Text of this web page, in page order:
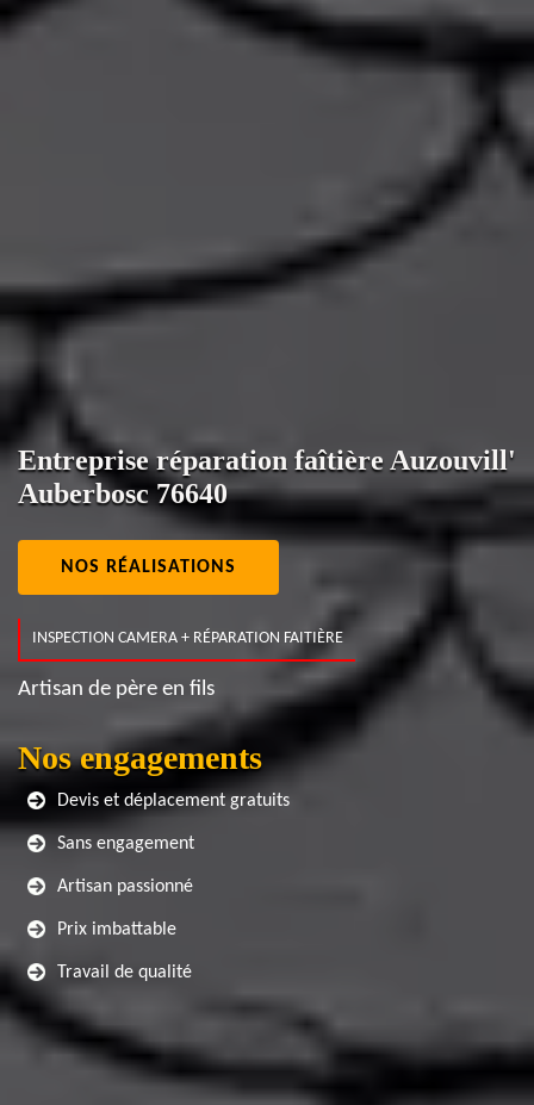
Entreprise réparation faîtière Auzouvill'
Auberbosc 76640
NOS RÉALISATIONS
INSPECTION CAMERA + RÉPARATION FAITIÈRE
Artisan de père en fils
Nos engagements
Devis et déplacement gratuits
Sans engagement
Artisan passionné
Prix imbattable
Travail de qualité